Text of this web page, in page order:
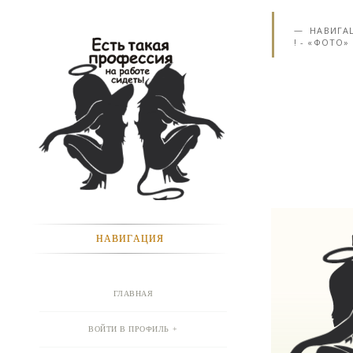
! - «ФОТО»
НАВИГАЦИЯ
ГЛАВНАЯ
ВОЙТИ В ПРОФИЛЬ